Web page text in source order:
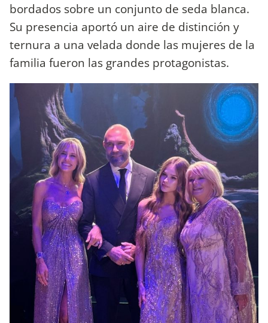
bordados sobre un conjunto de seda blanca.
Su presencia aportó un aire de distinción y
ternura a una velada donde las mujeres de la
familia fueron las grandes protagonistas.